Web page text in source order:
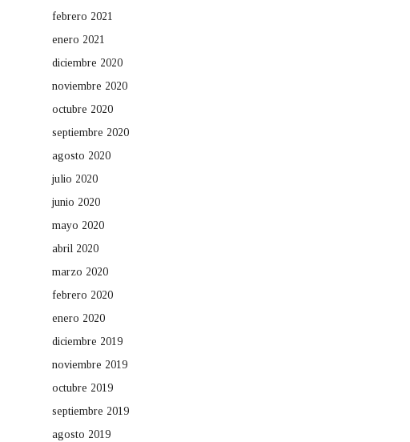
febrero 2021
enero 2021
diciembre 2020
noviembre 2020
octubre 2020
septiembre 2020
agosto 2020
julio 2020
junio 2020
mayo 2020
abril 2020
marzo 2020
febrero 2020
enero 2020
diciembre 2019
noviembre 2019
octubre 2019
septiembre 2019
agosto 2019